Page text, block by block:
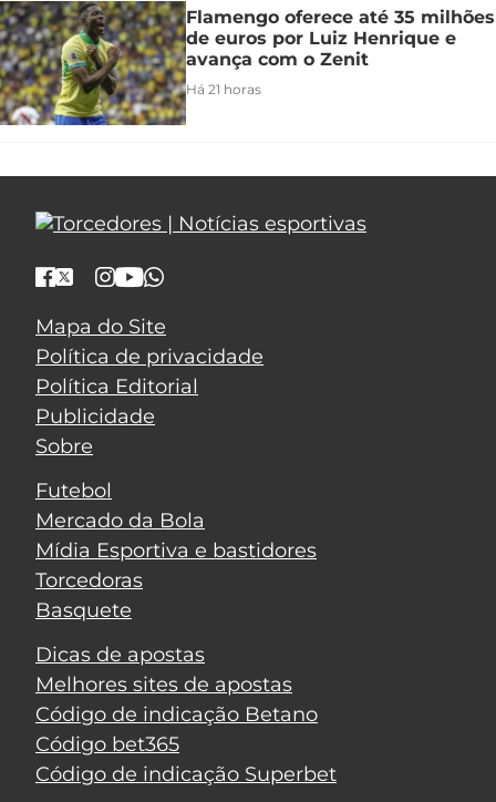
Flamengo oferece até 35 milhões
de euros por Luiz Henrique e
avança com o Zenit
Há 21 horas
Mapa do Site
Política de privacidade
Política Editorial
Publicidade
Sobre
Futebol
Mercado da Bola
Mídia Esportiva e bastidores
Torcedoras
Basquete
Dicas de apostas
Melhores sites de apostas
Código de indicação Betano
Código bet365
Código de indicação Superbet